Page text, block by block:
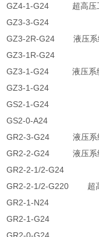
GZ4-1-G24 超高压
GZ3-3-G24
GZ3-2R-G24 液压
GZ3-1R-G24
GZ3-1-G24 液压
GZ3-1-G24
GS2-1-G24
GS2-0-A24
GR2-3-G24 液压
GR2-2-G24 液压
GR2-2-1/2-G24
GR2-2-1/2-G220 超
GR2-1-N24
GR2-1-G24
GR2-0-G24